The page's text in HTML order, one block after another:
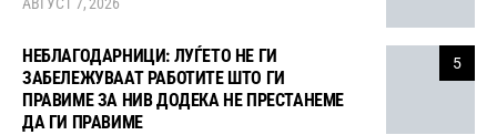
АВГУСТ 7, 2026
5
НЕБЛАГОДАРНИЦИ: ЛУЃЕТО НЕ ГИ
ЗАБЕЛЕЖУВААТ РАБОТИТЕ ШТО ГИ
ПРАВИМЕ ЗА НИВ ДОДЕКА НЕ ПРЕСТАНЕМЕ
ДА ГИ ПРАВИМЕ